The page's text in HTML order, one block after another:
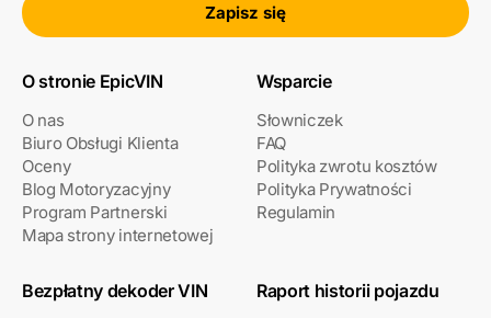
Zapisz się
O stronie EpicVIN
O nas
Biuro Obsługi Klienta
Oceny
Blog Motoryzacyjny
Program Partnerski
Mapa strony internetowej
Wsparcie
Słowniczek
FAQ
Polityka zwrotu kosztów
Polityka Prywatności
Regulamin
Bezpłatny dekoder VIN Raport historii pojazdu